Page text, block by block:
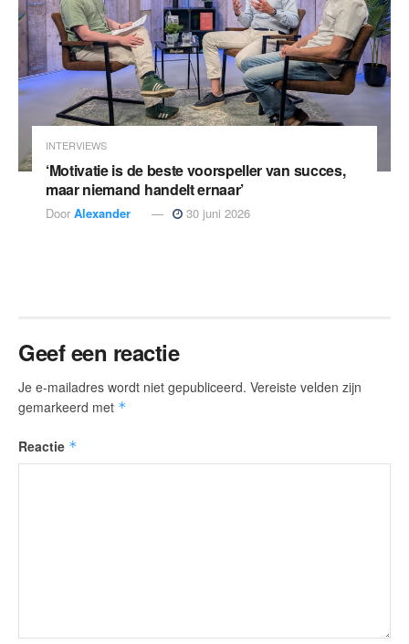
INTERVIEWS
‘Motivatie is de beste voorspeller van succes,
maar niemand handelt ernaar’
Door Alexander 30 juni 2026
Geef een reactie
Je e-mailadres wordt niet gepubliceerd. Vereiste velden zijn
gemarkeerd met *
Reactie *